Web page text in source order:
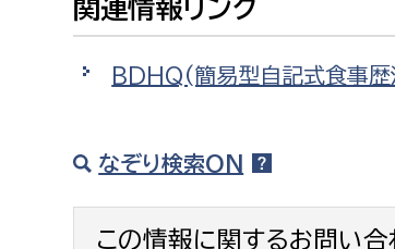
関連情報リンク
BDHQ(簡易型自記式食事
なぞり検索ON
この情報に関するお問い合